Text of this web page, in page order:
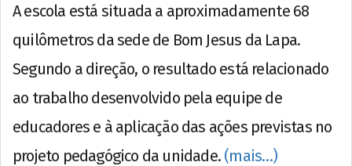
A escola está situada a aproximadamente 68
quilômetros da sede de Bom Jesus da Lapa.
Segundo a direção, o resultado está relacionado
ao trabalho desenvolvido pela equipe de
educadores e à aplicação das ações previstas no
projeto pedagógico da unidade. (mais…)